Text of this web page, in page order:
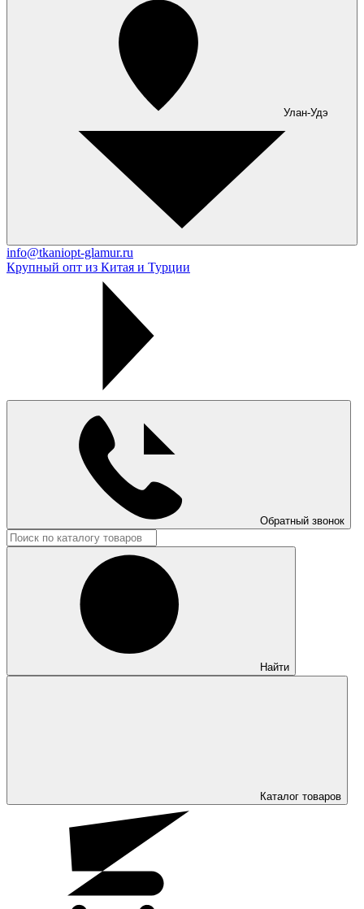
Улан-Удэ
info@tkaniopt-glamur.ru
Крупный опт из Китая и Турции
Обратный звонок
Найти
Каталог товаров